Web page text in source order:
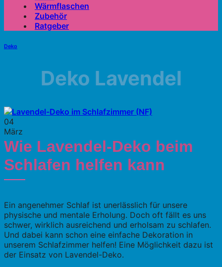
Wärmflaschen
Zubehör
Ratgeber
Deko
Deko Lavendel
04
März
Wie Lavendel-Deko beim
Schlafen helfen kann
Ein angenehmer Schlaf ist unerlässlich für unsere
physische und mentale Erholung. Doch oft fällt es uns
schwer, wirklich ausreichend und erholsam zu schlafen.
Und dabei kann schon eine einfache Dekoration in
unserem Schlafzimmer helfen! Eine Möglichkeit dazu ist
der Einsatz von Lavendel-Deko.